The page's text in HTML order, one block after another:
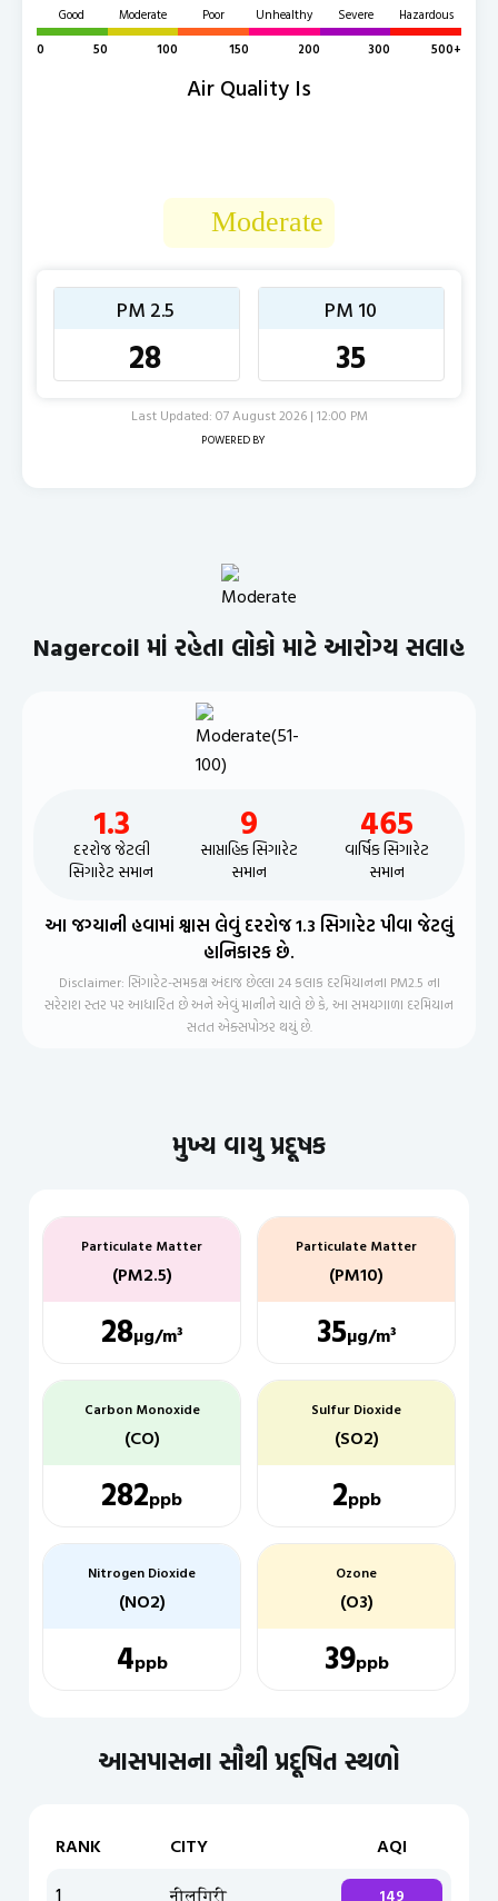
Good
0
50
Moderate
100
Poor
150
Unhealthy
200
Severe
300
Hazardous
500+
Air Quality Is
Moderate
PM 2.5
28
PM 10
35
Last Updated: 07 August 2026 | 12:00 PM
POWERED BY
Nagercoil માં રહેતા લોકો માટે આરોગ્ય સલાહ
1.3
દરરોજ જેટલી
સિગારેટ સમાન
9
સાપ્તાહિક સિગારેટ
સમાન
465
વાર્ષિક સિગારેટ
સમાન
આ જગ્યાની હવામાં શ્વાસ લેવું દરરોજ 1.3 સિગારેટ પીવા જેટલું
હાનિકારક છે.
Disclaimer: સિગારેટ-સમકક્ષ અંદાજ છેલ્લા 24 કલાક દરમિયાનના PM2.5 ના
સરેરાશ સ્તર પર આધારિત છે અને એવું માનીને ચાલે છે કે, આ સમયગાળા દરમિયાન
સતત એક્સપોઝર થયું છે.
મુખ્ય વાયુ પ્રદૂષક
Particulate Matter
(PM2.5)
28µg/m³
Particulate Matter
(PM10)
35µg/m³
Carbon Monoxide
(CO)
282ppb
Sulfur Dioxide
(SO2)
2ppb
Nitrogen Dioxide
(NO2)
4ppb
Ozone
(O3)
39ppb
આસપાસના સૌથી પ્રદૂષિત સ્થળો
RANK CITY AQI
1 नीलगिरी 149